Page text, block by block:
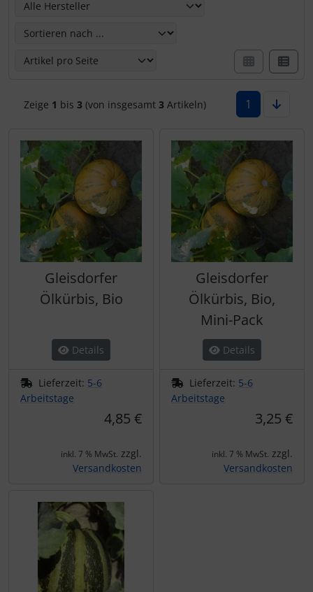
Zeige 1 bis 3(von insgesamt 3Artikeln) 1
Gleisdorfer
Ölkürbis, Bio
Details
Lieferzeit: 5-6
Arbeitstage
4,85 €
inkl. 7 % MwSt. zzgl.
Versandkosten
Gleisdorfer
Ölkürbis, Bio,
Mini-Pack
Details
Lieferzeit: 5-6
Arbeitstage
3,25 €
inkl. 7 % MwSt. zzgl.
Versandkosten